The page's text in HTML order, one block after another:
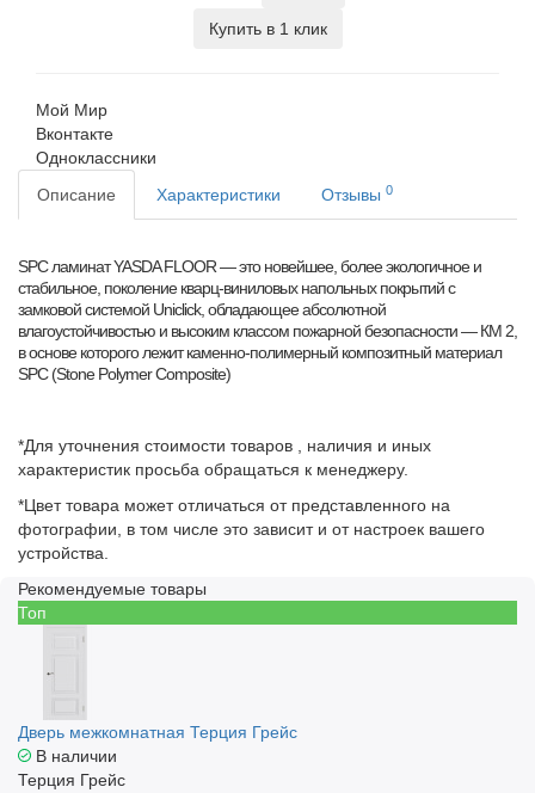
Купить в 1 клик
Мой Мир
Вконтакте
Одноклассники
Описание
Характеристики Отзывы 0
SPC ламинат YASDA FLOOR — это новейшее, более экологичное и
стабильное, поколение кварц-виниловых напольных покрытий с
замковой системой Uniclick, обладающее абсолютной
влагоустойчивостью и высоким классом пожарной безопасности — КМ 2,
в основе которого лежит каменно-полимерный композитный материал
SPC (Stone Polymer Composite)
*Для уточнения стоимости товаров , наличия и иных
характеристик просьба обращаться к менеджеру.
*Цвет товара может отличаться от представленного на
фотографии, в том числе это зависит и от настроек вашего
устройства.
Рекомендуемые товары
Топ
Дверь межкомнатная Терция Грейс
В наличии
Терция Грейс